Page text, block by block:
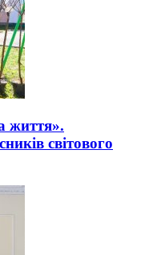
життя».
світового